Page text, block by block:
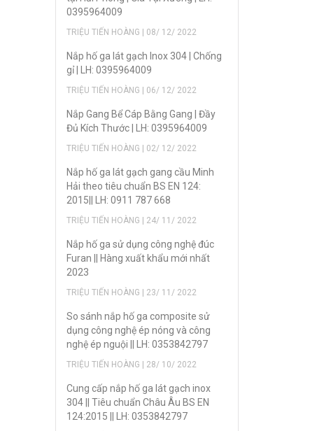
0395964009
TRIỆU TIẾN HOÀNG | 08/ 12/ 2022
Nắp hố ga lát gạch Inox 304 | Chống
gỉ | LH: 0395964009
TRIỆU TIẾN HOÀNG | 06/ 12/ 2022
Nắp Gang Bể Cáp Bằng Gang | Đầy
Đủ Kích Thước | LH: 0395964009
TRIỆU TIẾN HOÀNG | 02/ 12/ 2022
Nắp hố ga lát gạch gang cầu Minh
Hải theo tiêu chuẩn BS EN 124:
2015|| LH: 0911 787 668
TRIỆU TIẾN HOÀNG | 24/ 11/ 2022
Nắp hố ga sử dụng công nghệ đúc
Furan || Hàng xuất khẩu mới nhất
2023
TRIỆU TIẾN HOÀNG | 23/ 11/ 2022
So sánh nắp hố ga composite sử
dụng công nghệ ép nóng và công
nghệ ép nguội || LH: 0353842797
TRIỆU TIẾN HOÀNG | 28/ 10/ 2022
Cung cấp nắp hố ga lát gạch inox
304 || Tiêu chuẩn Châu Âu BS EN
124:2015 || LH: 0353842797